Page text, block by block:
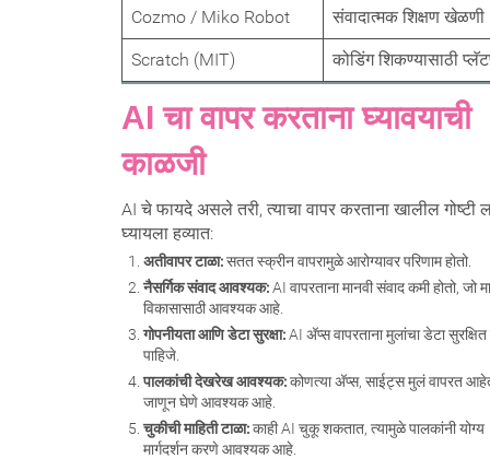
Cozmo / Miko Robot संवादात्मक शिक्षण खेळणी
Scratch (MIT) कोडिंग शिकण्यासाठी
AI चा वापर करताना घ्यावयाची
काळजी
AI चे फायदे असले तरी, त्याचा वापर करताना खालील गोष्टी
घ्यायला हव्यात:
अतीवापर टाळा:सतत स्क्रीन वापरामुळे आरोग्यावर परिणाम होतो.
नैसर्गिक संवाद आवश्यक:AI वापरताना मानवी संवाद कमी होतो, जो
विकासासाठी आवश्यक आहे.
गोपनीयता आणि डेटा सुरक्षा:AI अ‍ॅप्स वापरताना मुलांचा डेटा सुरक्षित
पाहिजे.
पालकांची देखरेख आवश्यक:कोणत्या अ‍ॅप्स, साईट्स मुलं वापरत
जाणून घेणे आवश्यक आहे.
चुकीची माहिती टाळा:काही AI चुकू शकतात, त्यामुळे पालकांनी योग्य
मार्गदर्शन करणे आवश्यक आहे.